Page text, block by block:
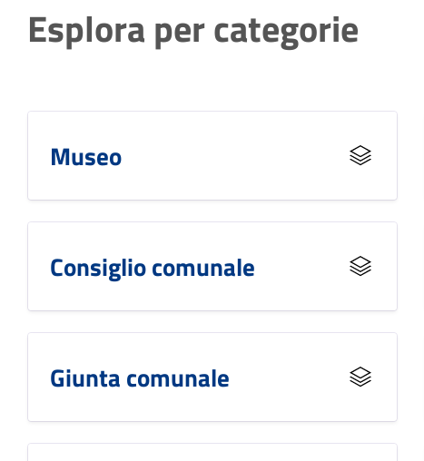
Esplora per categorie
Museo
Consiglio comunale
Giunta comunale